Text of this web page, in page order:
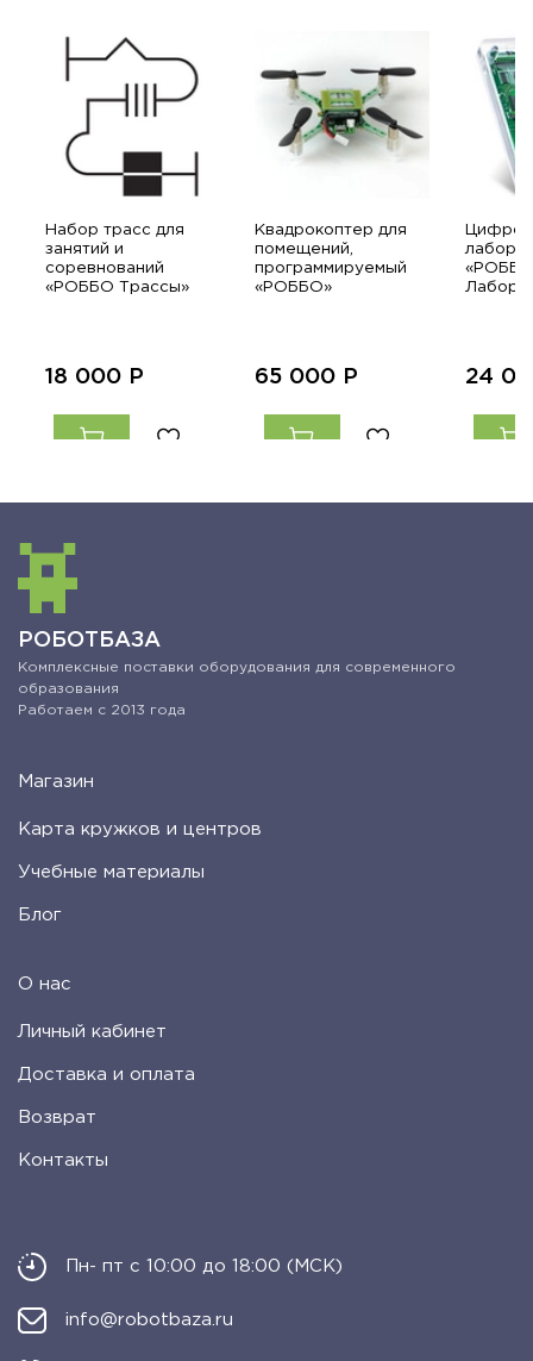
Набор трасс для
занятий и
соревнований
«РОББО Трассы»
18 000 Р
Квадрокоптер для
помещений,
программируемый
«РОББО»
65 000 Р
«РОББО
24
РОБОТБАЗА
Комплексные поставки оборудования для современного
образования
Работаем с 2013 года
Магазин
Карта кружков и центров
Учебные материалы
Блог
О нас
Личный кабинет
Доставка и оплата
Возврат
Контакты
Пн- пт с 10:00 до 18:00 (МСК)
info@robotbaza.ru